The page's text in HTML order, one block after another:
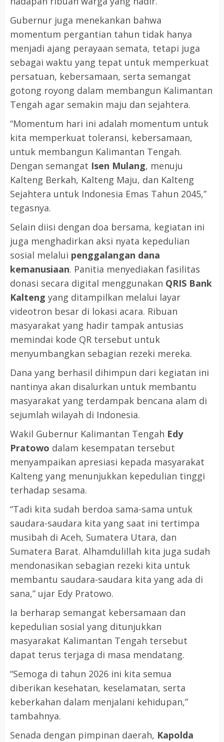
Gubernur juga menekankan bahwa
momentum pergantian tahun tidak hanya
menjadi ajang perayaan semata, tetapi juga
sebagai waktu yang tepat untuk memperkuat
persatuan, kebersamaan, serta semangat
gotong royong dalam membangun Kalimantan
Tengah agar semakin maju dan sejahtera.
“Momentum hari ini adalah momentum untuk
kita memperkuat toleransi, kebersamaan,
untuk membangun Kalimantan Tengah.
Dengan semangat Isen Mulang, menuju
Kalteng Berkah, Kalteng Maju, dan Kalteng
Sejahtera untuk Indonesia Emas Tahun 2045,”
tegasnya.
Selain diisi dengan doa bersama, kegiatan ini
juga menghadirkan aksi nyata kepedulian
sosial melalui penggalangan dana
kemanusiaan. Panitia menyediakan fasilitas
donasi secara digital menggunakan QRIS Bank
Kalteng yang ditampilkan melalui layar
videotron besar di lokasi acara. Ribuan
masyarakat yang hadir tampak antusias
memindai kode QR tersebut untuk
menyumbangkan sebagian rezeki mereka.
Dana yang berhasil dihimpun dari kegiatan ini
nantinya akan disalurkan untuk membantu
masyarakat yang terdampak bencana alam di
sejumlah wilayah di Indonesia.
Wakil Gubernur Kalimantan Tengah Edy
Pratowo dalam kesempatan tersebut
menyampaikan apresiasi kepada masyarakat
Kalteng yang menunjukkan kepedulian tinggi
terhadap sesama.
“Tadi kita sudah berdoa sama-sama untuk
saudara-saudara kita yang saat ini tertimpa
musibah di Aceh, Sumatera Utara, dan
Sumatera Barat. Alhamdulillah kita juga sudah
mendonasikan sebagian rezeki kita untuk
membantu saudara-saudara kita yang ada di
sana,” ujar Edy Pratowo.
Ia berharap semangat kebersamaan dan
kepedulian sosial yang ditunjukkan
masyarakat Kalimantan Tengah tersebut
dapat terus terjaga di masa mendatang.
“Semoga di tahun 2026 ini kita semua
diberikan kesehatan, keselamatan, serta
keberkahan dalam menjalani kehidupan,”
tambahnya.
Senada dengan pimpinan daerah, Kapolda